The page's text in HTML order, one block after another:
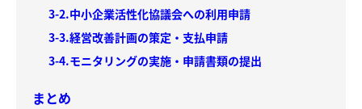
3-2.中小企業活性化協議会への利用申請
3-3.経営改善計画の策定・支払申請
3-4.モニタリングの実施・申請書類の提出
まとめ